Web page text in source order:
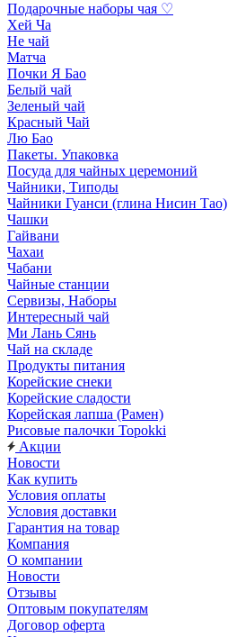
Подарочные наборы чая ♡
Хей Ча
Не чай
Матча
Почки Я Бао
Белый чай
Зеленый чай
Красный Чай
Лю Бао
Пакеты. Упаковка
Посуда для чайных церемоний
Чайники, Типоды
Чайники Гуанси (глина Нисин Тао)
Чашки
Гайвани
Чахаи
Чабани
Чайные станции
Сервизы, Наборы
Интересный чай
Ми Лань Сянь
Чай на складе
Продукты питания
Корейские снеки
Корейские сладости
Корейская лапша (Рамен)
Рисовые палочки Topokki
Акции
Новости
Как купить
Условия оплаты
Условия доставки
Гарантия на товар
Компания
О компании
Новости
Отзывы
Оптовым покупателям
Договор оферта